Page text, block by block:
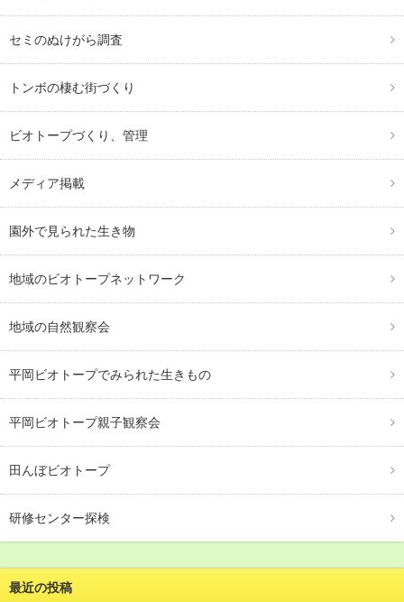
セミのぬけがら調査
トンボの棲む街づくり
ビオトープづくり、管理
メディア掲載
園外で見られた生き物
地域のビオトープネットワーク
地域の自然観察会
平岡ビオトープでみられた生きもの
平岡ビオトープ親子観察会
田んぼビオトープ
研修センター探検
最近の投稿